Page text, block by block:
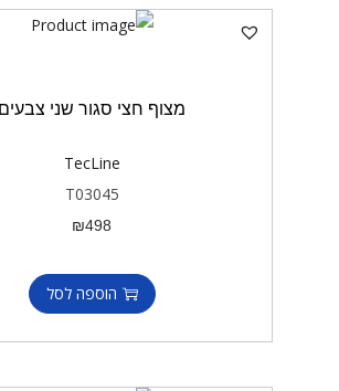
מצוף חצי סגור שני צבעים
TecLine
T03045
₪498
הוספה לסל